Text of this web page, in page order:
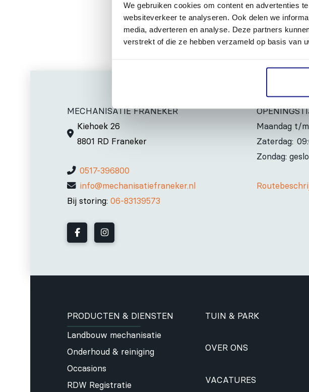
We gebruiken cookies om content en advertenties
websiteverkeer te analyseren. Ook delen we
media, adverteren en analyse. Deze partners
verstrekt of die ze hebben verzameld op basis van
MECHANISATIE FRANEKER
Kiehoek 26
8801 RD Franeker
0517-396800
info@mechanisatiefraneker.nl
Bij storing:06-83139573
Maandag t/
Zaterdag:
Zondag:
PRODUCTEN & DIENSTEN
Landbouw mechanisatie
Onderhoud & reiniging
Occasions
RDW Registratie
TUIN & PARK
OVER ONS
VACATURES